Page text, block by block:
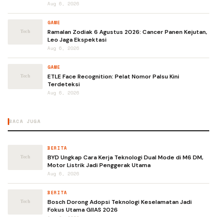
Aug 6, 2026
GAME
Ramalan Zodiak 6 Agustus 2026: Cancer Panen Kejutan,
Leo Jaga Ekspektasi
Aug 6, 2026
GAME
ETLE Face Recognition: Pelat Nomor Palsu Kini
Terdeteksi
Aug 6, 2026
BACA JUGA
BERITA
BYD Ungkap Cara Kerja Teknologi Dual Mode di M6 DM,
Motor Listrik Jadi Penggerak Utama
Aug 6, 2026
BERITA
Bosch Dorong Adopsi Teknologi Keselamatan Jadi
Fokus Utama GIIAS 2026